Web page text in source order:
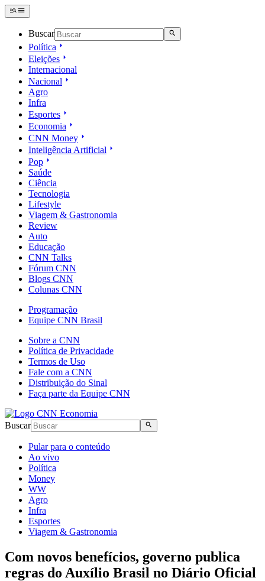
Buscar
Política
Eleições
Internacional
Nacional
Agro
Infra
Esportes
Economia
CNN Money
Inteligência Artificial
Pop
Saúde
Ciência
Tecnologia
Lifestyle
Viagem & Gastronomia
Review
Auto
Educação
CNN Talks
Fórum CNN
Blogs CNN
Colunas CNN
Programação
Equipe CNN Brasil
Sobre a CNN
Política de Privacidade
Termos de Uso
Fale com a CNN
Distribuição do Sinal
Faça parte da Equipe CNN
Buscar
Pular para o conteúdo
Ao vivo
Política
Money
WW
Agro
Infra
Esportes
Viagem & Gastronomia
Com novos benefícios, governo publica
regras do Auxílio Brasil no Diário Oficial